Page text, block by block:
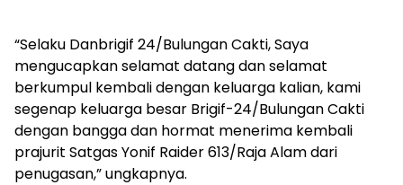
“Selaku Danbrigif 24/Bulungan Cakti, Saya
mengucapkan selamat datang dan selamat
berkumpul kembali dengan keluarga kalian, kami
segenap keluarga besar Brigif-24/Bulungan Cakti
dengan bangga dan hormat menerima kembali
prajurit Satgas Yonif Raider 613/Raja Alam dari
penugasan,” ungkapnya.